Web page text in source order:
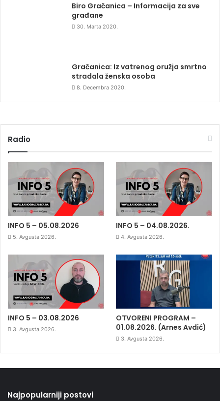
Biro Gračanica – Informacija za sve
građane
30. Marta 2020.
Gračanica: Iz vatrenog oružja smrtno
stradala ženska osoba
8. Decembra 2020.
Radio
INFO 5 – 05.08.2026
5. Avgusta 2026.
INFO 5 – 04.08.2026.
4. Avgusta 2026.
INFO 5 – 03.08.2026
3. Avgusta 2026.
OTVORENI PROGRAM –
01.08.2026. (Arnes Avdić)
3. Avgusta 2026.
Najpopularniji postovi